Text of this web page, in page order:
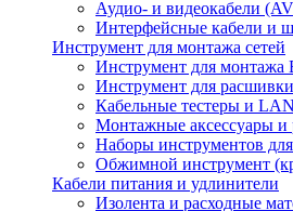
Аудио- и видеокабели
Интерфейсные кабели и
Инструмент для монтажа сетей
Инструмент для
Инструмент для
Кабельные тестеры и
Монтажные аксессуары и
Наборы инструментов для
Обжимной инструмент
Кабели питания и удлинители
Изолента и расходные